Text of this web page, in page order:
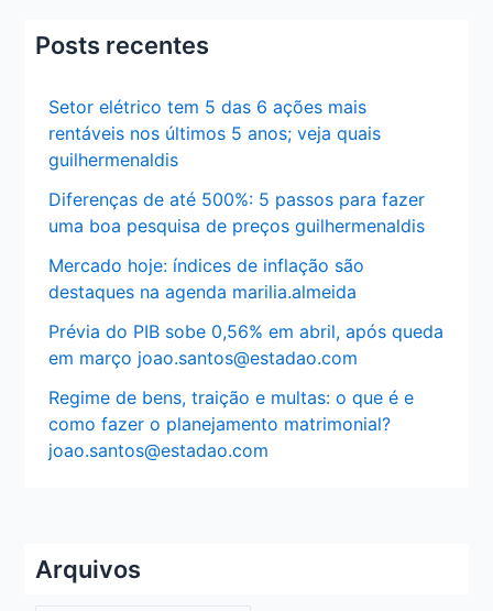
Posts recentes
Setor elétrico tem 5 das 6 ações mais
rentáveis nos últimos 5 anos; veja quais
guilhermenaldis
Diferenças de até 500%: 5 passos para fazer
uma boa pesquisa de preços guilhermenaldis
Mercado hoje: índices de inflação são
destaques na agenda marilia.almeida
Prévia do PIB sobe 0,56% em abril, após queda
em março joao.santos@estadao.com
Regime de bens, traição e multas: o que é e
como fazer o planejamento matrimonial?
joao.santos@estadao.com
Arquivos